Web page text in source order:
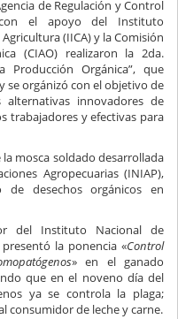
de Regulación y Control
el apoyo del Instituto
(IICA) y la Comisión
(CIAO) realizaron la 2da.
Producción Orgánica”, que
se orgánizó con el objetivo de
innovadores de
trabajadores y efectivas para
mosca soldado desarrollada
Agropecuarias (INIAP),
desechos orgánicos en
del Instituto Nacional de
la ponencia «Control
» en el ganado
que en el noveno día del
ya se controla la plaga;
consumidor de leche y carne.